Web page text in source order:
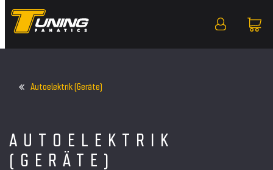
Autoelektrik (Geräte)
AUTOELEKTRIK
(GERÄTE)